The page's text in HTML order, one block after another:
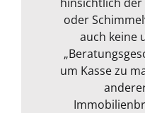
oder
auch keine
um Kasse zu
Umgang.
jahrelange
allem sehr
auch. Wir
unsere
Markt
und
Messgerät
entgeht
sehr
Umgang
Gespräch
rundeten